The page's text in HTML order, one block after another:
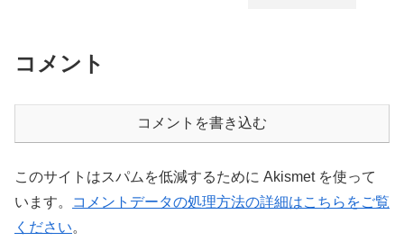
コメント
コメントを書き込む
このサイトはスパムを低減するために Akismet を使って
います。
コメントデータの処理方法の詳細はこちらをご覧
ください。